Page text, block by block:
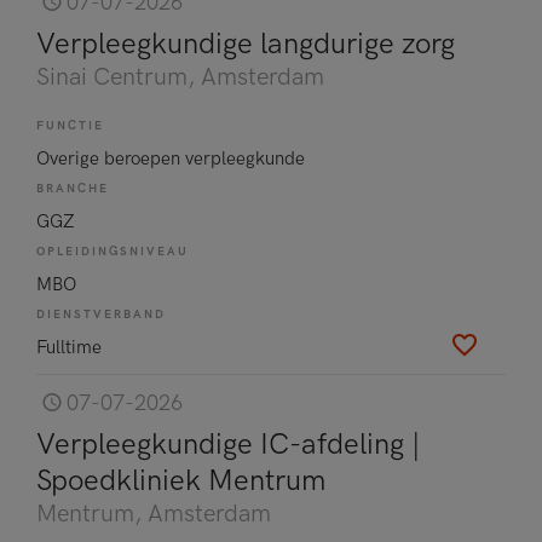
Verpleegkundige langdurige zorg
Sinai Centrum, Amsterdam
FUNCTIE
Overige beroepen verpleegkunde
BRANCHE
GGZ
OPLEIDINGSNIVEAU
MBO
DIENSTVERBAND
Fulltime
07-07-2026
Verpleegkundige IC-afdeling |
Spoedkliniek Mentrum
Mentrum, Amsterdam